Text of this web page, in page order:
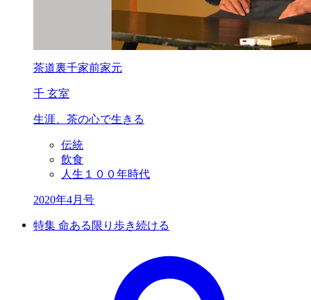
茶道裏千家前家元
千 玄室
生涯、茶の心で生きる
伝統
飲食
人生１００年時代
2020年4月号
特集 命ある限り歩き続ける